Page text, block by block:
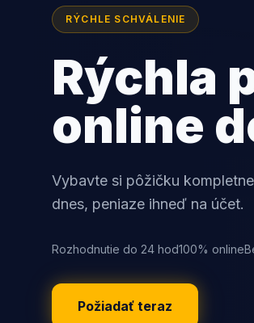
RÝCHLE SCHVÁLENIE
Rýchla
online
Vybavte si pôžičku
dnes, peniaze ihneď na účet.
Rozhodnutie do 24 hod100% online
Požiadať teraz